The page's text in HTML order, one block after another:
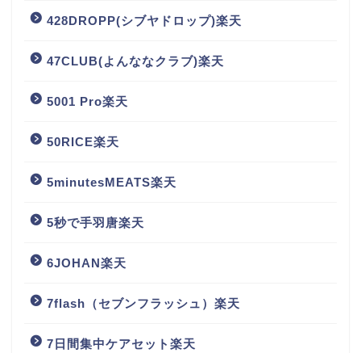
428DROPP(シブヤドロップ)楽天
47CLUB(よんななクラブ)楽天
5001 Pro楽天
50RICE楽天
5minutesMEATS楽天
5秒で手羽唐楽天
6JOHAN楽天
7flash（セブンフラッシュ）楽天
7日間集中ケアセット楽天